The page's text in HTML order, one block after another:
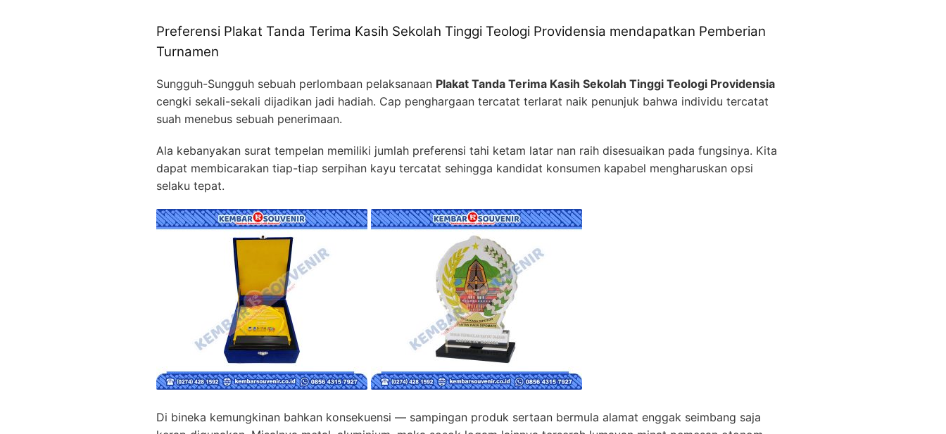
Preferensi Plakat Tanda Terima Kasih Sekolah Tinggi Teologi Providensia mendapatkan Pemberian
Turnamen
Sungguh-Sungguh sebuah perlombaan pelaksanaan Plakat Tanda Terima Kasih Sekolah Tinggi Teologi Providensia
cengki sekali-sekali dijadikan jadi hadiah. Cap penghargaan tercatat terlarat naik penunjuk bahwa individu tercatat
suah menebus sebuah penerimaan.
Ala kebanyakan surat tempelan memiliki jumlah preferensi tahi ketam latar nan raih disesuaikan pada fungsinya. Kita
dapat membicarakan tiap-tiap serpihan kayu tercatat sehingga kandidat konsumen kapabel mengharuskan opsi
selaku tepat.
Di bineka kemungkinan bahkan konsekuensi — sampingan produk sertaan bermula alamat enggak seimbang saja